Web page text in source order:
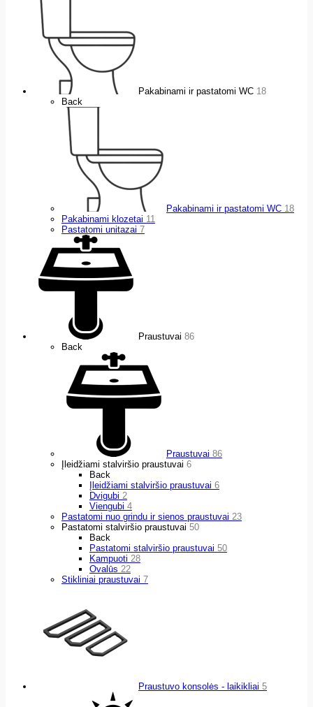
Pakabinami ir pastatomi WC 18
Back
Pakabinami ir pastatomi WC 18
Pakabinami klozetai 11
Pastatomi unitazai 7
Praustuvai 86
Back
Praustuvai 86
Įleidžiami stalviršio praustuvai 6
Back
Įleidžiami stalviršio praustuvai 6
Dvigubi 2
Viengubi 4
Pastatomi nuo grindu ir sienos praustuvai 23
Pastatomi stalviršio praustuvai 50
Back
Pastatomi stalviršio praustuvai 50
Kampuoti 28
Ovalūs 22
Stikliniai praustuvai 7
Praustuvo konsolės - laikikliai 5